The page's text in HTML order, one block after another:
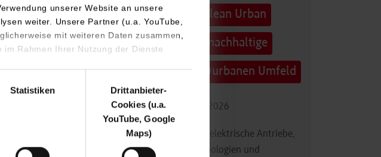
unserer Website an unsere
weiter. Unsere Partner (u.a. YouTube,
mit weiteren Daten zusammen,
Rahmen Ihrer Nutzung der Dienste
Statistiken
Drittanbieter-
Cookies (u.a.
YouTube, Google
Maps)
für Technologietag: Clean Urban
Transportation – nachhaltige
Mobilität im (sub)urbanen Umfeld
16.09.2026 - 17.09.2026
Im Mittelpunkt stehen elektrische Antriebe,
moderne Batterietechnologien und